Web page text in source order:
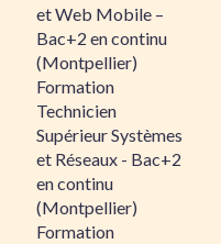
et Web Mobile –
Bac+2 en continu
(Montpellier)
Formation
Technicien
Supérieur Systèmes
et Réseaux - Bac+2
en continu
(Montpellier)
Formation